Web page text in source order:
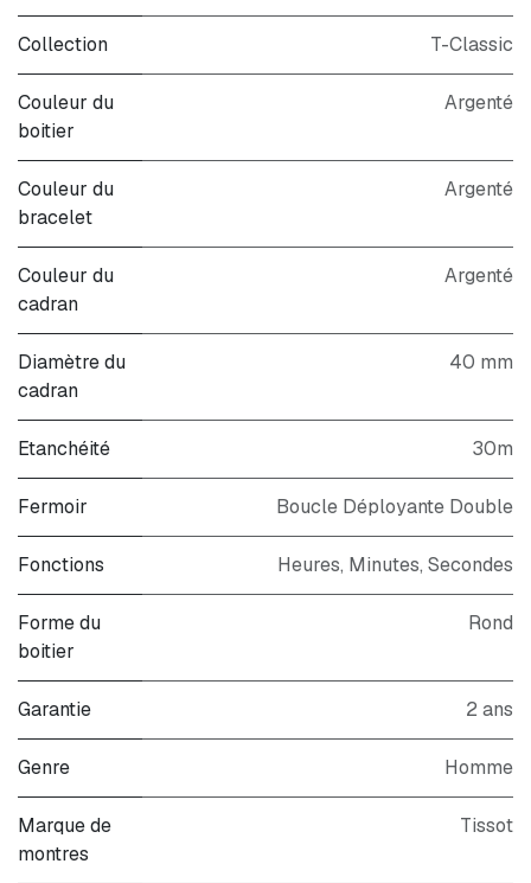
Collection T-Classic
Couleur du
boitier
Argenté
Couleur du
bracelet
Argenté
Couleur du
cadran
Argenté
Diamètre du
cadran
40 mm
Etanchéité 30m
Fermoir Boucle Déployante Double
Fonctions Heures, Minutes, Secondes
Forme du
boitier
Rond
Garantie 2 ans
Genre Homme
Marque de
montres
Tissot